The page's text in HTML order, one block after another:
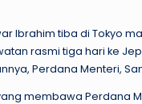
Ibrahim tiba di Tokyo
rasmi tiga hari ke
Perdana Menteri,
membawa Perdana